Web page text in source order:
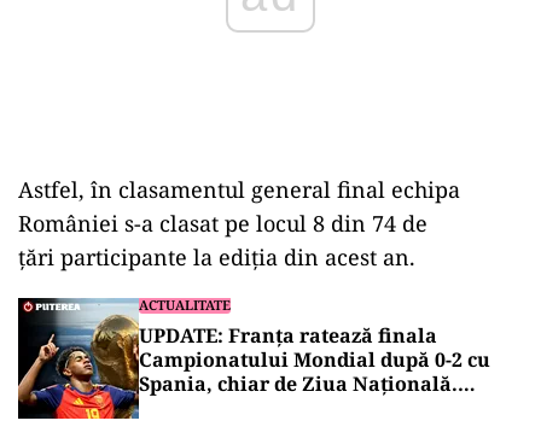
Astfel, în clasamentul general final echipa
României s-a clasat pe locul 8 din 74 de
țări participante la ediția din acest an.
ACTUALITATE
UPDATE: Franța ratează finala
Campionatului Mondial după 0-2 cu
Spania, chiar de Ziua Națională.